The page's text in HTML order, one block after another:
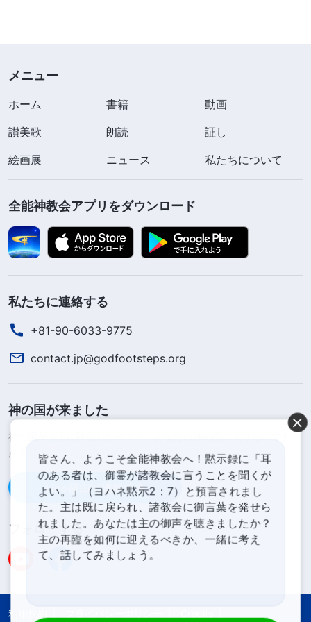
せん。
そのため真の教会と偽の教会を区別するには、
まずその教会で聖霊が働いているか、聖霊がその教
いるか、そして神の言葉を読むことでより多くの真
理を理解し神への信仰を成長させているか、という
ことに目を向ける必要があります。教会が神の現在
の働きについて行っておらず、聖霊の導きを得てい
ないなら、信者がどれほど多かろうと、さまざまな
イベントを催してどれほど勢いがあるように見えよ
放されることになるのです。それは神がヨハネに告
げて、ラオデキヤの教会に次のように書き送らせた
とおりです。「わたしはあなたのわざを知ってい
る。あなたは冷たくもなく、熱くもない。むしろ、
冷たいか熱いかであってほしい。このように、熱く
もなく、冷たくもなく、なまぬるいので、あなたを
口から吐き出そう」（ヨハネの黙示録 3:15–16）
真の教会と偽の教会を見分けるため
の第二原則：支配しているのは真理か、
真の教会と偽の教会を区別する際には、もう一
メニュー
ホーム 書籍
動画
讃美歌
朗読
証し
絵画展
ニュース 私たちについて
全能神教会アプリをダウンロード
私たちに連絡する
+81-90-6033-9775
contact.jp@godfootsteps.org
神の国が来ました
神の国が地上に降臨したのです！あなたは神の国に入りたいです
か？
Line経由で連絡する
フォローする
利用規約
皆さん、ようこそ全能神教会へ！黙示録に「耳
のある者は、御霊が諸教会に言うことを聞くが
よい。」（ヨハネ黙示2：7）と預言されまし
た。主は既に戻られ、諸教会に御言葉を発せら
れました。あなたは主の御声を聴きましたか？
主の再臨を如何に迎えるべきか、一緒に考え
て、話してみましょう。